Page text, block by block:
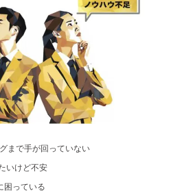
まで手が回っていない
いけど不安
困っている